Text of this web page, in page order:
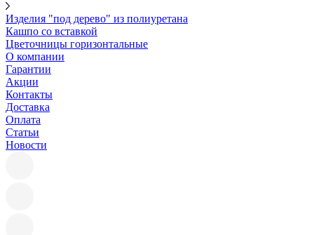
Изделия "под дерево" из полиуретана
Кашпо со вставкой
Цветочницы горизонтальные
О компании
Гарантии
Акции
Контакты
Доставка
Оплата
Статьи
Новости